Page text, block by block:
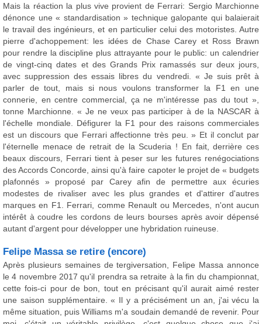
Mais la réaction la plus vive provient de Ferrari: Sergio Marchionne
dénonce une « standardisation » technique galopante qui balaierait
le travail des ingénieurs, et en particulier celui des motoristes. Autre
pierre d'achoppement: les idées de Chase Carey et Ross Brawn
pour rendre la discipline plus attrayante pour le public: un calendrier
de vingt-cinq dates et des Grands Prix ramassés sur deux jours,
avec suppression des essais libres du vendredi. « Je suis prêt à
parler de tout, mais si nous voulons transformer la F1 en une
connerie, en centre commercial, ça ne m'intéresse pas du tout »,
tonne Marchionne. « Je ne veux pas participer à de la NASCAR à
l'échelle mondiale. Défigurer la F1 pour des raisons commerciales
est un discours que Ferrari affectionne très peu. » Et il conclut par
l'éternelle menace de retrait de la Scuderia ! En fait, derrière ces
beaux discours, Ferrari tient à peser sur les futures renégociations
des Accords Concorde, ainsi qu'à faire capoter le projet de « budgets
plafonnés » proposé par Carey afin de permettre aux écuries
modestes de rivaliser avec les plus grandes et d'attirer d'autres
marques en F1. Ferrari, comme Renault ou Mercedes, n'ont aucun
intérêt à coudre les cordons de leurs bourses après avoir dépensé
autant d'argent pour développer une hybridation ruineuse.
Felipe Massa se retire (encore)
Après plusieurs semaines de tergiversation, Felipe Massa annonce
le 4 novembre 2017 qu'il prendra sa retraite à la fin du championnat,
cette fois-ci pour de bon, tout en précisant qu'il aurait aimé rester
une saison supplémentaire. « Il y a précisément un an, j'ai vécu la
même situation, puis Williams m'a soudain demandé de revenir. Pour